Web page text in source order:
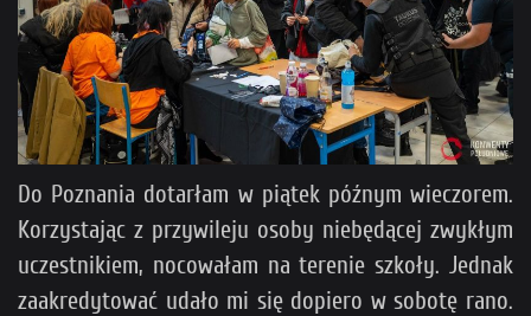
Do Poznania dotarłam w piątek późnym wieczorem.
Korzystając z przywileju osoby niebędącej zwykłym
uczestnikiem, nocowałam na terenie szkoły. Jednak
zaakredytować udało mi się dopiero w sobotę rano.